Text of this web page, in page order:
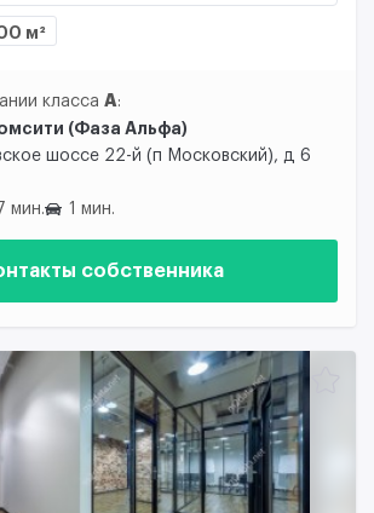
м²
класса A:
(Фаза Альфа)
шоссе 22-й (п Московский), д 6
7 мин. 1 мин.
собственника